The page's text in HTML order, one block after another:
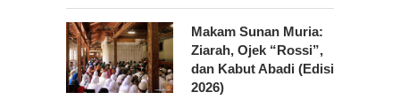
Makam Sunan Muria:
Ziarah, Ojek “Rossi”,
dan Kabut Abadi (Edisi
2026)